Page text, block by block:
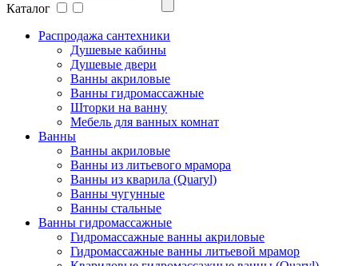
Каталог
Распродажа сантехники
Душевые кабины
Душевые двери
Ванны акриловые
Ванны гидромассажные
Шторки на ванну
Мебель для ванных комнат
Ванны
Ванны акриловые
Ванны из литьевого мрамора
Ванны из кварила (Quaryl)
Ванны чугунные
Ванны стальные
Ванны гидромассажные
Гидромассажные ванны акриловые
Гидромассажные ванны литьевой мрамор